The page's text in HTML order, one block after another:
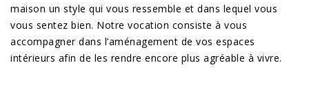
maison un style qui vous ressemble et dans lequel vous
vous sentez bien. Notre vocation consiste à vous
accompagner dans l’aménagement de vos espaces
intérieurs afin de les rendre encore plus agréable à vivre.